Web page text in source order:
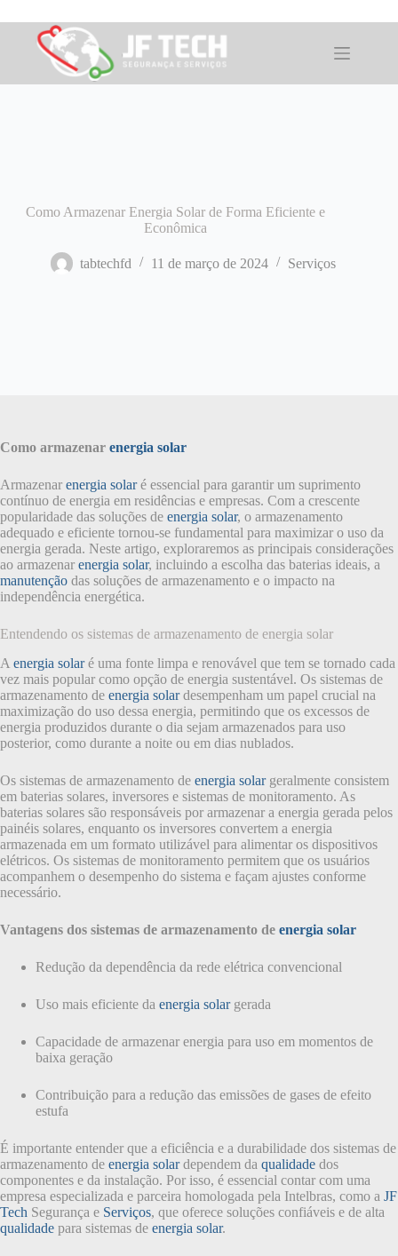
para
conteúdo
Como Armazenar Energia Solar de Forma Eficiente e
Econômica
tabtechfd 11 de março de 2024 Serviços
Como armazenar energia solar
Armazenar energia solaré essencial para garantir um suprimento
contínuo de energia em residências e empresas. Com a crescente
popularidade das soluções de energia solar, o armazenamento
adequado e eficiente tornou-se fundamental para maximizar o uso da
energia gerada. Neste artigo, exploraremos as principais considerações
ao armazenar energia solar, incluindo a escolha das baterias ideais, a
manutenção das soluções de armazenamento e o impacto na
independência energética.
Entendendo os sistemas de armazenamento de energia solar
A energia solaré uma fonte limpa e renovável que tem se tornado cada
vez mais popular como opção de energia sustentável. Os sistemas de
armazenamento de energia solardesempenham um papel crucial na
maximização do uso dessa energia, permitindo que os excessos de
energia produzidos durante o dia sejam armazenados para uso
posterior, como durante a noite ou em dias nublados.
Os sistemas de armazenamento de energia solargeralmente consistem
em baterias solares, inversores e sistemas de monitoramento. As
baterias solares são responsáveis por armazenar a energia gerada pelos
painéis solares, enquanto os inversores convertem a energia
armazenada em um formato utilizável para alimentar os dispositivos
elétricos. Os sistemas de monitoramento permitem que os usuários
acompanhem o desempenho do sistema e façam ajustes conforme
necessário.
Vantagens dos sistemas de armazenamento de energia solar
Redução da dependência da rede elétrica convencional
Uso mais eficiente da energia solargerada
Capacidade de armazenar energia para uso em momentos de
baixa geração
Contribuição para a redução das emissões de gases de efeito
estufa
É importante entender que a eficiência e a durabilidade dos sistemas de
armazenamento de energia solardependem da qualidade dos
componentes e da instalação. Por isso, é essencial contar com uma
empresa especializada e parceira homologada pela Intelbras, como a JF
Tech Segurança e Serviços, que oferece soluções confiáveis e de alta
qualidade para sistemas de energia solar.